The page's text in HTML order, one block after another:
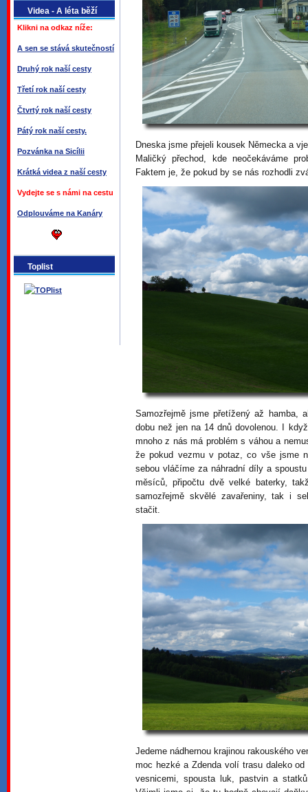
Videa - A léta běží
Klikni na odkaz níže:
A sen se stává skutečností
Druhý rok naší cesty
Třetí rok naší cesty
Čtvrtý rok naší cesty
Pátý rok naší cesty.
Pozvánka na Sicílii
Krátká videa z naší cesty
Vydejte se s námi na cestu
Odplouváme na Kanáry
Toplist
Dneska jsme přejeli kousek Německa a
Maličký přechod, kde neočekáváme
Faktem je, že pokud by se nás rozhodli
Samozřejmě jsme přetížený až hamba,
dobu než jen na 14 dnů dovolenou. I
mnoho z nás má problém s váhou a
že pokud vezmu v potaz, co vše jsme
sebou vláčíme za náhradní díly a
měsíců, připočtu dvě velké baterky,
samozřejmě skvělé zavařeniny, tak i
stačit.
Jedeme nádhernou krajinou rakouského
moc hezké a Zdenda volí trasu daleko
vesnicemi, spousta luk, pastvin a